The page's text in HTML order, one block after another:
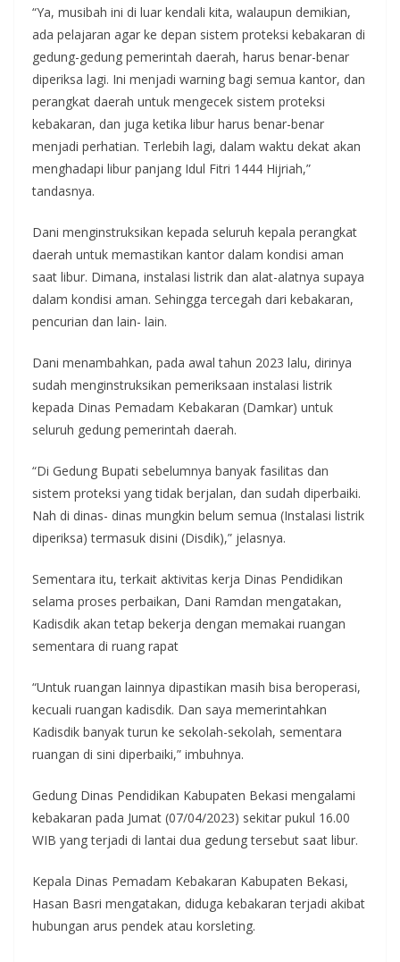
“Ya, musibah ini di luar kendali kita, walaupun demikian,
ada pelajaran agar ke depan sistem proteksi kebakaran di
gedung-gedung pemerintah daerah, harus benar-benar
diperiksa lagi. Ini menjadi warning bagi semua kantor, dan
perangkat daerah untuk mengecek sistem proteksi
kebakaran, dan juga ketika libur harus benar-benar
menjadi perhatian. Terlebih lagi, dalam waktu dekat akan
menghadapi libur panjang Idul Fitri 1444 Hijriah,”
tandasnya.
Dani menginstruksikan kepada seluruh kepala perangkat
daerah untuk memastikan kantor dalam kondisi aman
saat libur. Dimana, instalasi listrik dan alat-alatnya supaya
dalam kondisi aman. Sehingga tercegah dari kebakaran,
pencurian dan lain- lain.
Dani menambahkan, pada awal tahun 2023 lalu, dirinya
sudah menginstruksikan pemeriksaan instalasi listrik
kepada Dinas Pemadam Kebakaran (Damkar) untuk
seluruh gedung pemerintah daerah.
“Di Gedung Bupati sebelumnya banyak fasilitas dan
sistem proteksi yang tidak berjalan, dan sudah diperbaiki.
Nah di dinas- dinas mungkin belum semua (Instalasi listrik
diperiksa) termasuk disini (Disdik),” jelasnya.
Sementara itu, terkait aktivitas kerja Dinas Pendidikan
selama proses perbaikan, Dani Ramdan mengatakan,
Kadisdik akan tetap bekerja dengan memakai ruangan
sementara di ruang rapat
“Untuk ruangan lainnya dipastikan masih bisa beroperasi,
kecuali ruangan kadisdik. Dan saya memerintahkan
Kadisdik banyak turun ke sekolah-sekolah, sementara
ruangan di sini diperbaiki,” imbuhnya.
Gedung Dinas Pendidikan Kabupaten Bekasi mengalami
kebakaran pada Jumat (07/04/2023) sekitar pukul 16.00
WIB yang terjadi di lantai dua gedung tersebut saat libur.
Kepala Dinas Pemadam Kebakaran Kabupaten Bekasi,
Hasan Basri mengatakan, diduga kebakaran terjadi akibat
hubungan arus pendek atau korsleting.